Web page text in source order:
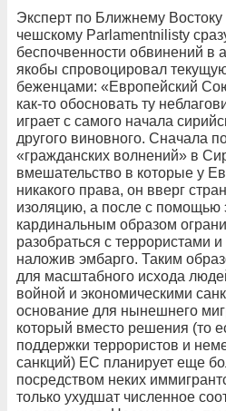
Эксперт по Ближнему
чешскому Parlamentnilisty
беспочвенности обвинений в
якобы спровоцировал
беженцами: «Европейский
как-то обосновать ту
играет с самого начала
другого виновного. Сначала
«гражданских волнений» в
вмешательство в которые у
никакого права, он вверг
изоляцию, а после с помощью
кардинальным образом
разобраться с террористами
наложив эмбарго. Таким
для масштабного исхода
войной и экономическими
основание для нынешнего
который вместо решения (то
поддержки террористов и
санкций) ЕС планирует еще
посредством неких
только ухудшат численное